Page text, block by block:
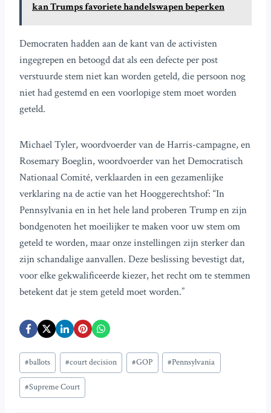
kan Trumps favoriete handelswapen beperken
Democraten hadden aan de kant van de activisten
ingegrepen en betoogd dat als een defecte per post
verstuurde stem niet kan worden geteld, die persoon nog
niet had gestemd en een voorlopige stem moet worden
geteld.
Michael Tyler, woordvoerder van de Harris-campagne, en
Rosemary Boeglin, woordvoerder van het Democratisch
Nationaal Comité, verklaarden in een gezamenlijke
verklaring na de actie van het Hooggerechtshof: “In
Pennsylvania en in het hele land proberen Trump en zijn
bondgenoten het moeilijker te maken voor uw stem om
geteld te worden, maar onze instellingen zijn sterker dan
zijn schandalige aanvallen. Deze beslissing bevestigt dat,
voor elke gekwalificeerde kiezer, het recht om te stemmen
betekent dat je stem geteld moet worden.”
Bericht
tags:
#ballots #court decision #GOP #Pennsylvania
#Supreme Court